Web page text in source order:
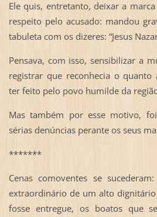
Ele quis, entretanto, deixar a
respeito pelo acusado: mandou
tabuleta com os dizeres: “Jesus
Pensava, com isso, sensibilizar a
registrar que reconhecia o quanto
ter feito pelo povo humilde da
Mas também por esse motivo,
sérias denúncias perante os seus
*******
Cenas comoventes se
extraordinário de um alto
fosse entregue, os boatos que